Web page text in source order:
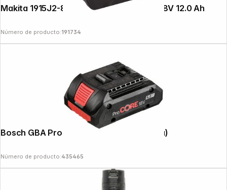
Makita 1915J2-8 Li-ion Battery BL18120 18V 12.0 Ah
Número de producto:191734
Bosch GBA ProCORE 18V 4,0 Ah (sin caja)
Número de producto:435465